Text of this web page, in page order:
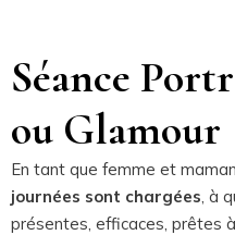
Séance
ou Glamour
En tant que femme et
journées sont chargées, à
présentes, efficaces, prêtes